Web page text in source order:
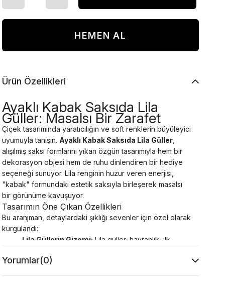
Ürün Özellikleri
Ayaklı Kabak Saksıda Lila
Güller: Masalsı Bir Zarafet
Çiçek tasarımında yaratıcılığın ve soft renklerin büyüleyici
uyumuyla tanışın. Ayaklı Kabak Saksıda Lila Güller
alışılmış saksı formlarını yıkan özgün tasarımıyla hem bir
dekorasyon objesi hem de ruhu dinlendiren bir hediye
seçeneği sunuyor. Lila renginin huzur veren enerjisi,
"kabak" formundaki estetik saksıyla birleşerek masalsı
bir görünüme kavuşuyor.
Tasarımın Öne Çıkan Özellikleri
Bu aranjman, detaylardaki şıklığı sevenler için özel olarak
kurgulandı:
Lila Güllerin Gizemi: Lila güller; hayranlık, ilk
renklerin ötesine geçerek sevdiklerinize
Yorumlar(0)